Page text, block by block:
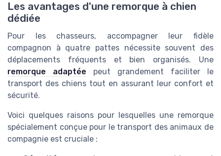
Les avantages d'une remorque à chien
dédiée
Pour les chasseurs, accompagner leur fidèle
compagnon à quatre pattes nécessite souvent des
déplacements fréquents et bien organisés. Une
remorque adaptée peut grandement faciliter le
transport des chiens tout en assurant leur confort et
sécurité.
Voici quelques raisons pour lesquelles une remorque
spécialement conçue pour le transport des animaux de
compagnie est cruciale :